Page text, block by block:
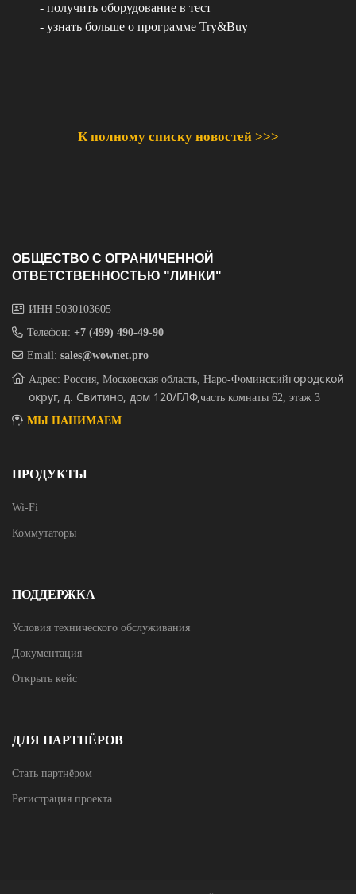
- получить оборудование в тест
- узнать больше о программе Try&Buy
К полному списку новостей >>>
ОБЩЕСТВО С ОГРАНИЧЕННОЙ
ОТВЕТСТВЕННОСТЬЮ "ЛИНКИ"
ИНН 5030103605
Телефон: +7 (499) 490-49-90
Email: sales@wownet.pro
Адрес: Россия, Московская область, Наро-Фоминскийгородской
округ, д. Свитино, дом 120/ГЛФ,часть комнаты 62, этаж 3
МЫ НАНИМАЕМ
ПРОДУКТЫ
Wi-Fi
Коммутаторы
ПОДДЕРЖКА
Условия технического обслуживания
Документация
Открыть кейс
ДЛЯ ПАРТНЁРОВ
Стать партнёром
Регистрация проекта